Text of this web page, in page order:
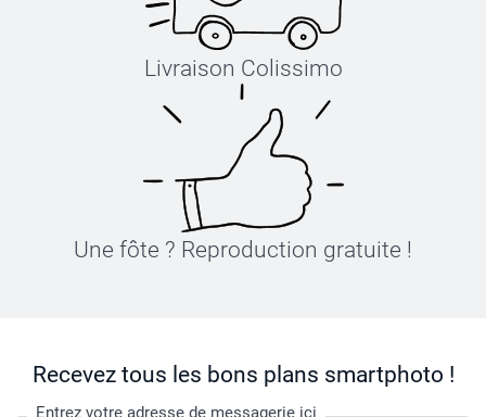
Livraison Colissimo
Une fôte ? Reproduction gratuite !
Recevez tous les bons plans smartphoto !
Entrez votre adresse de messagerie ici